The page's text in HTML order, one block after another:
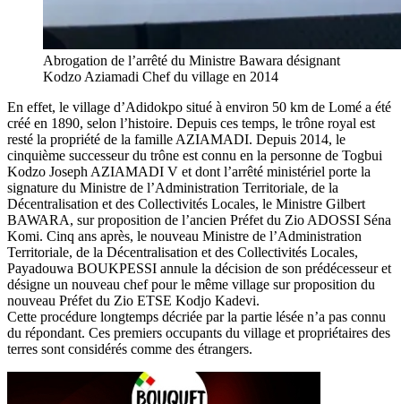
Abrogation de l’arrêté du Ministre Bawara désignant
Kodzo Aziamadi Chef du village en 2014
En effet, le village d’Adidokpo situé à environ 50 km de Lomé a été
créé en 1890, selon l’histoire. Depuis ces temps, le trône royal est
resté la propriété de la famille AZIAMADI. Depuis 2014, le
cinquième successeur du trône est connu en la personne de Togbui
Kodzo Joseph AZIAMADI V et dont l’arrêté ministériel porte la
signature du Ministre de l’Administration Territoriale, de la
Décentralisation et des Collectivités Locales, le Ministre Gilbert
BAWARA, sur proposition de l’ancien Préfet du Zio ADOSSI Séna
Komi. Cinq ans après, le nouveau Ministre de l’Administration
Territoriale, de la Décentralisation et des Collectivités Locales,
Payadouwa BOUKPESSI annule la décision de son prédécesseur et
désigne un nouveau chef pour le même village sur proposition du
nouveau Préfet du Zio ETSE Kodjo Kadevi.
Cette procédure longtemps décriée par la partie lésée n’a pas connu
du répondant. Ces premiers occupants du village et propriétaires des
terres sont considérés comme des étrangers.